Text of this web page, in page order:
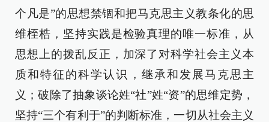
个凡是”的思想禁锢和把马克思主义教条化的思
维桎梏，坚持实践是检验真理的唯一标准，从
思想上的拨乱反正，加深了对科学社会主义本
质和特征的科学认识，继承和发展马克思主
义；破除了抽象谈论姓“社”姓“资”的思维定势，
坚持“三个有利于”的判断标准，一切从社会主义